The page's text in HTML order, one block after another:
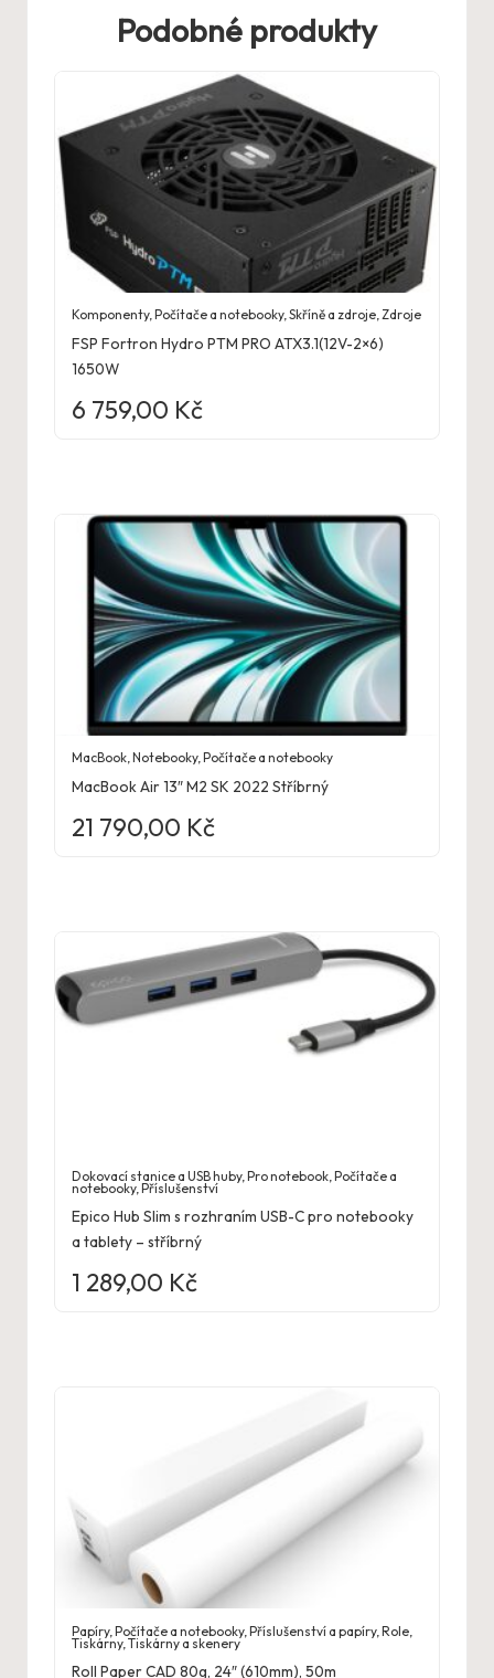
Podobné produkty
Komponenty,Počítače a notebooky,Skříně a zdroje,Zdroje
FSP Fortron Hydro PTM PRO ATX3.1(12V-2×6)
1650W
6 759,00 Kč
MacBook,Notebooky,Počítače a notebooky
MacBook Air 13″ M2 SK 2022 Stříbrný
21 790,00 Kč
Dokovací stanice a USB huby,Pro notebook ,Počítače a
notebooky,Příslušenství
Epico Hub Slim s rozhraním USB-C pro notebooky
a tablety – stříbrný
1 289,00 Kč
Papíry,Počítače a notebooky,Příslušenství a papíry,Role
Tiskárny,Tiskárny a skenery
Roll Paper CAD 80g, 24″ (610mm), 50m